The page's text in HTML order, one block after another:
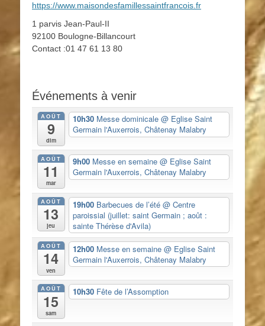
https://www.maisondesfamillessaintfrancois.fr
1 parvis Jean-Paul-II
92100 Boulogne-Billancourt
Contact :01 47 61 13 80
Événements à venir
AOÛT
9
dim
10h30 Messe dominicale @ Eglise Saint
Germain l'Auxerrois, Châtenay Malabry
AOÛT
11
mar
9h00 Messe en semaine @ Eglise Saint
Germain l'Auxerrois, Châtenay Malabry
AOÛT
13
jeu
19h00 Barbecues de l’été @ Centre
paroissial (juillet: saint Germain ; août :
sainte Thérèse d'Avila)
AOÛT
14
ven
12h00 Messe en semaine @ Eglise Saint
Germain l'Auxerrois, Châtenay Malabry
AOÛT
15
sam
10h30 Fête de l’Assomption